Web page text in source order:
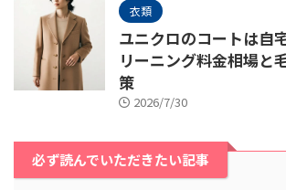
衣類
ユニクロのコートは自
リーニング料金相場と
策
2026/7/30
必ず読んでいただきたい記事